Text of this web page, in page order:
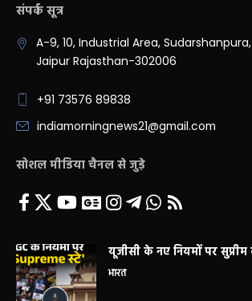
संपर्क सूत्र
A-9, 10, Industrial Area,
Jaipur Rajasthan-302006
+91 73576 89838
indiamorningnews21@gmail.com
सोशल मीडिया चैनल से जुड़े
यूजीसी के नए नियमों पर सुप्रीम
भारत